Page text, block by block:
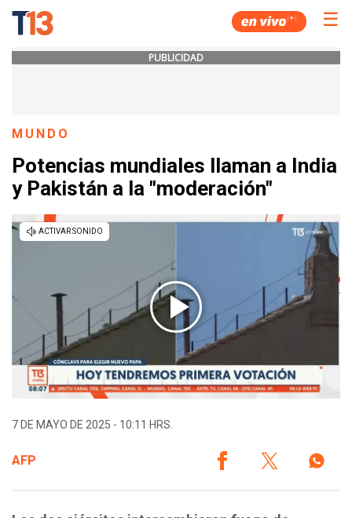
☰
PUBLICIDAD
MUNDO
Potencias mundiales llaman a India
y Pakistán a la "moderación"
7 DE MAYO DE 2025 - 10:11 HRS.
AFP